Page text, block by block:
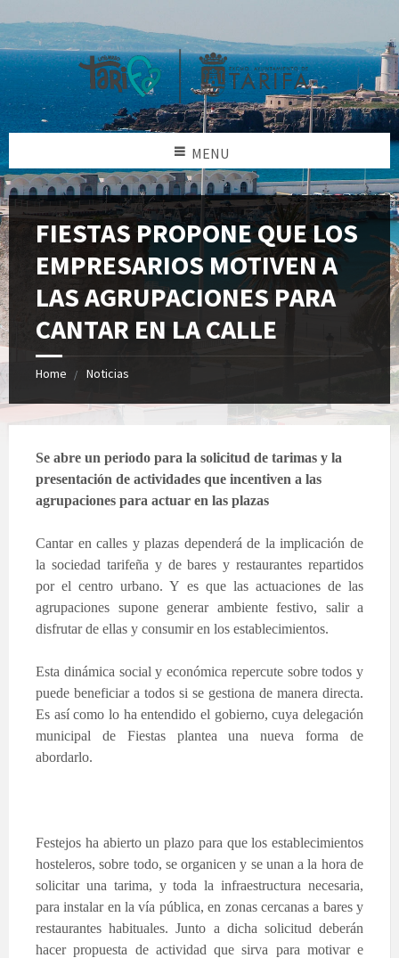
MENU
FIESTAS PROPONE QUE LOS
EMPRESARIOS MOTIVEN A
LAS AGRUPACIONES PARA
CANTAR EN LA CALLE
Home Noticias
Se abre un periodo para la solicitud de tarimas y la
presentación de actividades que incentiven a las
agrupaciones para actuar en las plazas
Cantar en calles y plazas dependerá de la implicación de
la sociedad tarifeña y de bares y restaurantes repartidos
por el centro urbano. Y es que las actuaciones de las
agrupaciones supone generar ambiente festivo, salir a
disfrutar de ellas y consumir en los establecimientos.
Esta dinámica social y económica repercute sobre todos y
puede beneficiar a todos si se gestiona de manera directa.
Es así como lo ha entendido el gobierno, cuya delegación
municipal de Fiestas plantea una nueva forma de
abordarlo.
Festejos ha abierto un plazo para que los establecimientos
hosteleros, sobre todo, se organicen y se unan a la hora de
solicitar una tarima, y toda la infraestructura necesaria,
para instalar en la vía pública, en zonas cercanas a bares y
restaurantes habituales. Junto a dicha solicitud deberán
hacer propuesta de actividad que sirva para motivar e